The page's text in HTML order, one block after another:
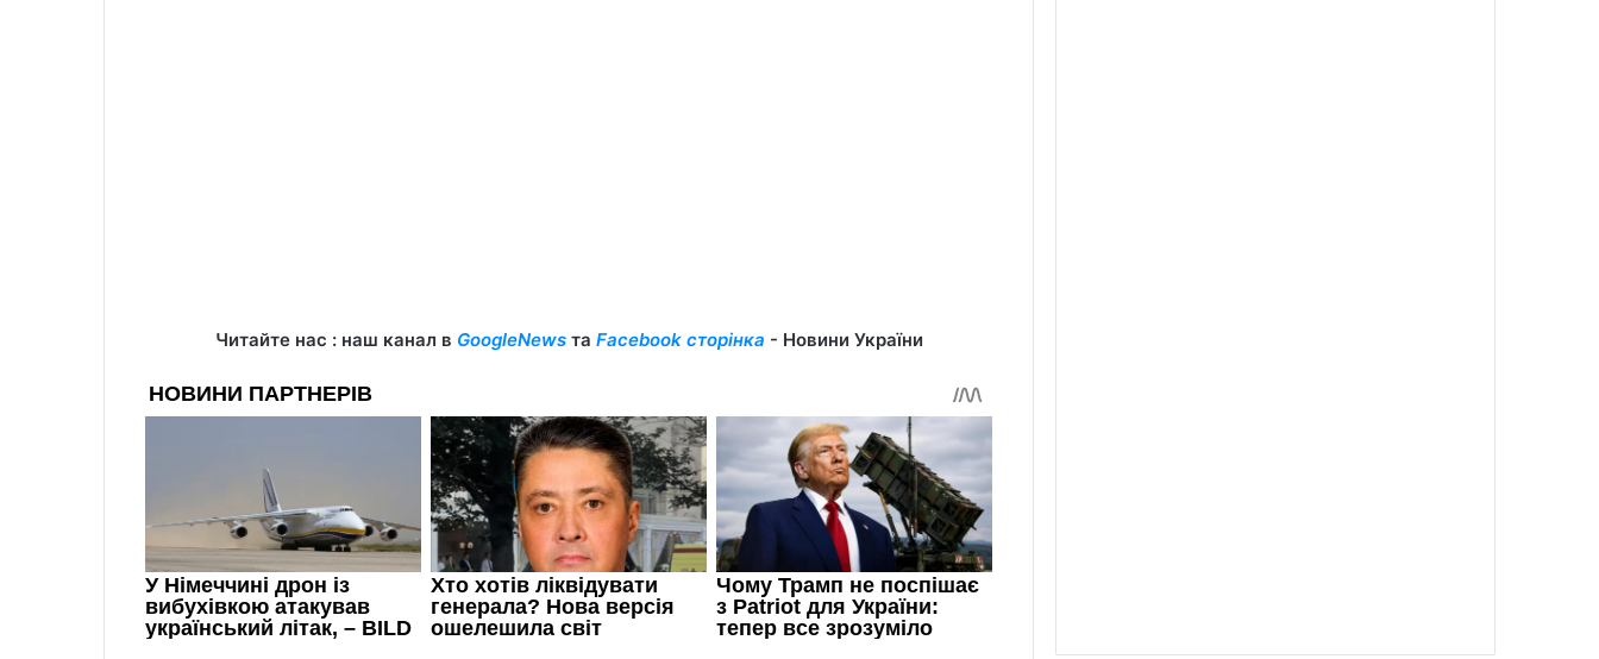
Читайте нас : наш канал в GoogleNewsта Facebook сторінка - Новини України